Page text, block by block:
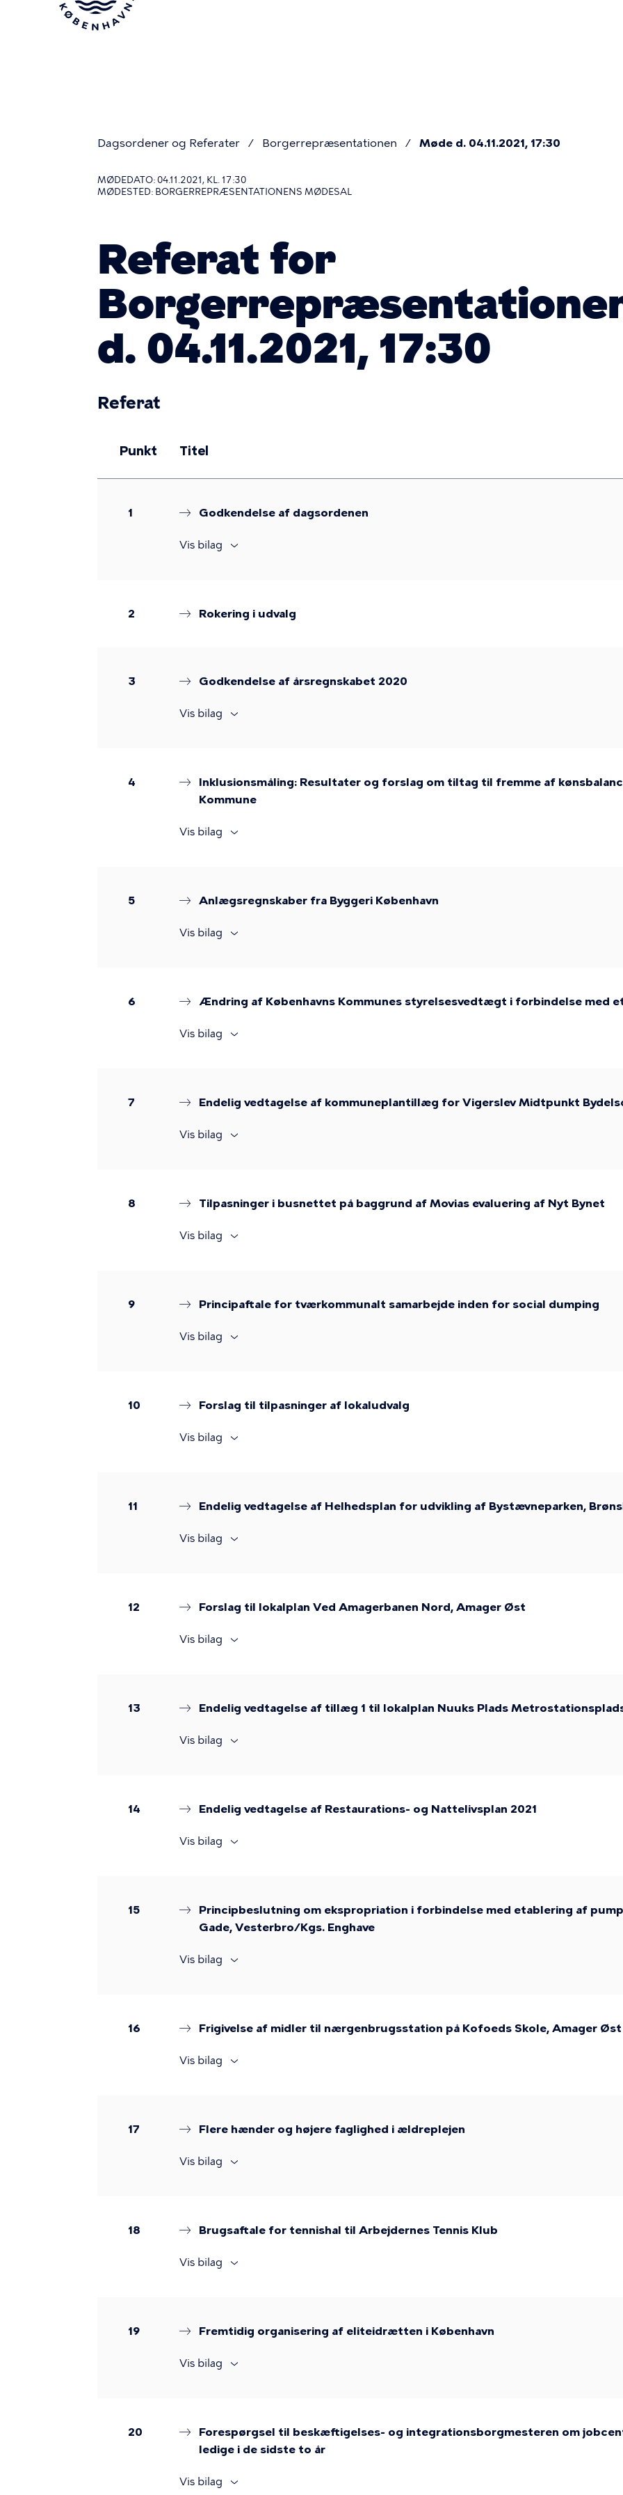
Dagsordener og Referater Borgerrepræsentationen Møde d. 04.11.2021, 17:30
MØDEDATO: 04.11.2021, KL. 17:30
MØDESTED: BORGERREPRÆSENTATIONENS MØDESAL
Referat for
d. 04.11.2021, 17:30
Referat
Punkt Titel
1 Godkendelse af dagsordenen
Vis bilag
2 Rokering i udvalg
3 Godkendelse af årsregnskabet 2020
Vis bilag
4
Inklusionsmåling: Resultater og forslag om tiltag til fremme af
Kommune
Vis bilag
5 Anlægsregnskaber fra Byggeri København
Vis bilag
6 Ændring af Københavns Kommunes styrelsesvedtægt i forbindelse med
Vis bilag
7 Endelig vedtagelse af kommuneplantillæg for Vigerslev Midtpunkt
Vis bilag
8 Tilpasninger i busnettet på baggrund af Movias evaluering af Nyt Bynet
Vis bilag
9 Principaftale for tværkommunalt samarbejde inden for social dumping
Vis bilag
10 Forslag til tilpasninger af lokaludvalg
Vis bilag
11 Endelig vedtagelse af Helhedsplan for udvikling af Bystævneparken,
Vis bilag
12 Forslag til lokalplan Ved Amagerbanen Nord, Amager Øst
Vis bilag
13 Endelig vedtagelse af tillæg 1 til lokalplan Nuuks Plads
Vis bilag
14 Endelig vedtagelse af Restaurations- og Nattelivsplan 2021
Vis bilag
15
Principbeslutning om ekspropriation i forbindelse med etablering af
Gade, Vesterbro/Kgs. Enghave
Vis bilag
16 Frigivelse af midler til nærgenbrugsstation på Kofoeds Skole, Amager Øst
Vis bilag
17 Flere hænder og højere faglighed i ældreplejen
Vis bilag
18 Brugsaftale for tennishal til Arbejdernes Tennis Klub
Vis bilag
19 Fremtidig organisering af eliteidrætten i København
Vis bilag
20
Forespørgsel til beskæftigelses- og integrationsborgmesteren om
ledige i de sidste to år
Vis bilag